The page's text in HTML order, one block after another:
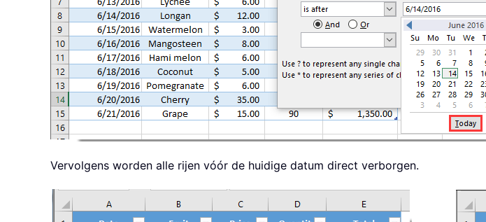
Vervolgens worden alle rijen vóór de huidige datum direct verborgen.